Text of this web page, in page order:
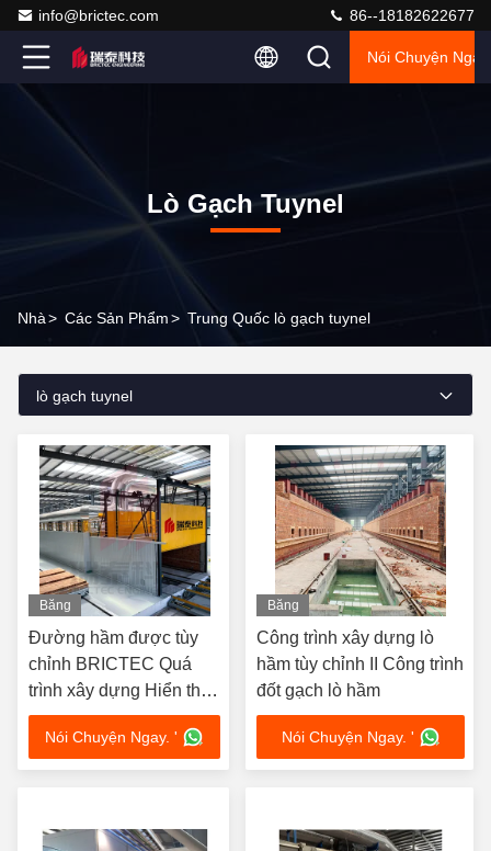
info@brictec.com 86--18182622677
Nói Chuyện Ngay.
Lò Gạch Tuynel
Nhà> Các Sản Phẩm> Trung Quốc lò gạch tuynel
lò gạch tuynel
Băng
hình
Đường hầm được tùy
chỉnh BRICTEC Quá
trình xây dựng Hiển thị I
Đường hầm Quá trình
đốt gạch
Nói Chuyện Ngay. '
Băng
hình
Công trình xây dựng lò
hầm tùy chỉnh II Công trình
đốt gạch lò hầm
Nói Chuyện Ngay. '